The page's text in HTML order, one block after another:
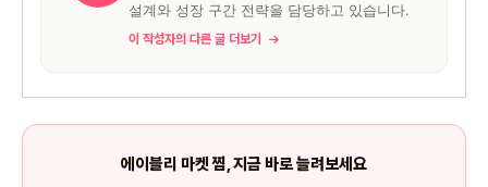
설계와 성장 구간 전략을 담당하고 있습니다.
이 작성자의 다른 글 더보기
에이블리 마켓 찜, 지금 바로 늘려보세요